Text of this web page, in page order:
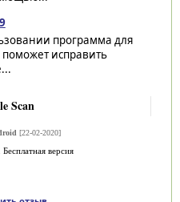
программа для
исправить
Scan
[22-02-2020]
версия